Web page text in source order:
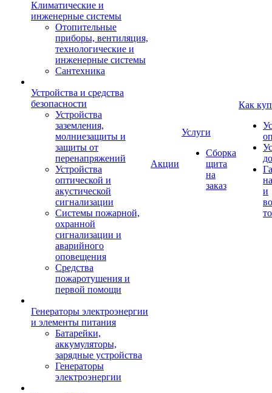
Климатические и
инженерные системы
Отопительные
приборы, вентиляция,
технологические и
инженерные системы
Сантехника
Устройства и средства
безопасности
Устройства
заземления,
молниезащиты и
защиты от
перенапряжений
Устройства
оптической и
акустической
сигнализации
Системы пожарной,
охранной
сигнализации и
аварийного
оповещения
Средства
пожаротушения и
первой помощи
Генераторы электроэнергии
и элементы питания
Батарейки,
аккумуляторы,
зарядные устройства
Генераторы
электроэнергии
Акции
Услуги
Сборка
щита
на
заказ
Как
и